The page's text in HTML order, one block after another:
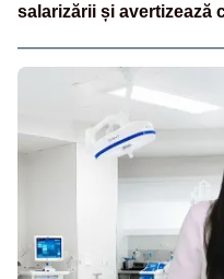
salarizării și avertizează